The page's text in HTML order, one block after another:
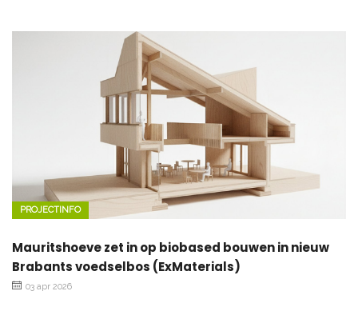
PROJECTINFO
Mauritshoeve zet in op biobased bouwen in nieuw
Brabants voedselbos (ExMaterials)
03 apr 2026